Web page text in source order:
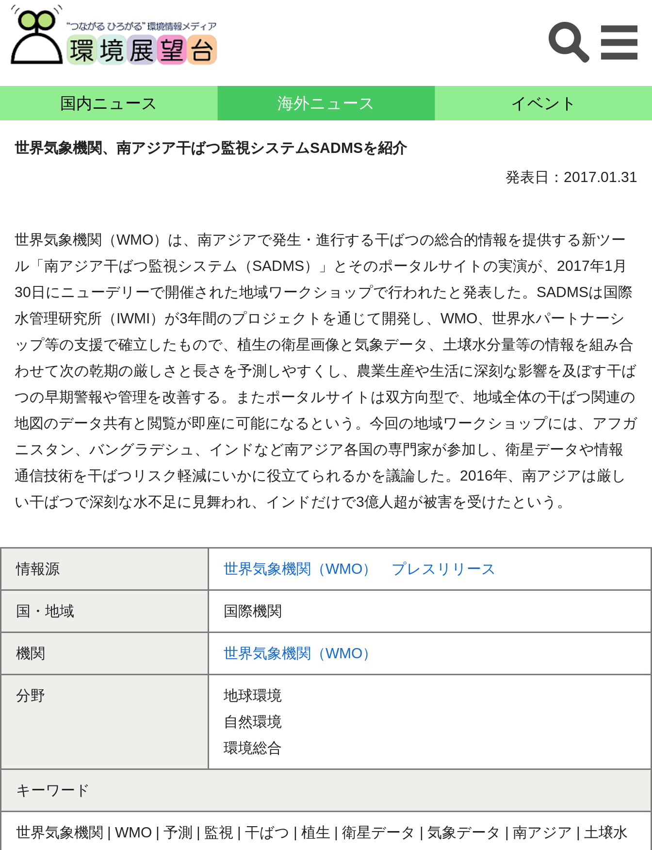
国内ニュース 海外ニュース イベント
世界気象機関、南アジア干ばつ監視システムSADMSを紹介
発表日：2017.01.31
世界気象機関（WMO）は、南アジアで発生・進行する干ばつの総合的情報を提供する新ツー
ル「南アジア干ばつ監視システム（SADMS）」とそのポータルサイトの実演が、2017年1月
30日にニューデリーで開催された地域ワークショップで行われたと発表した。SADMSは国際
水管理研究所（IWMI）が3年間のプロジェクトを通じて開発し、WMO、世界水パートナーシ
ップ等の支援で確立したもので、植生の衛星画像と気象データ、土壌水分量等の情報を組み合
わせて次の乾期の厳しさと長さを予測しやすくし、農業生産や生活に深刻な影響を及ぼす干ば
つの早期警報や管理を改善する。またポータルサイトは双方向型で、地域全体の干ばつ関連の
地図のデータ共有と閲覧が即座に可能になるという。今回の地域ワークショップには、アフガ
ニスタン、バングラデシュ、インドなど南アジア各国の専門家が参加し、衛星データや情報
通信技術を干ばつリスク軽減にいかに役立てられるかを議論した。2016年、南アジアは厳し
い干ばつで深刻な水不足に見舞われ、インドだけで3億人超が被害を受けたという。
情報源 世界気象機関（WMO） プレスリリース
国・地域 国際機関
機関 世界気象機関（WMO）
分野
地球環境
自然環境
環境総合
キーワード
世界気象機関 | WMO | 予測 | 監視 | 干ばつ | 植生 | 衛星データ | 気象データ | 南アジア | 土壌水